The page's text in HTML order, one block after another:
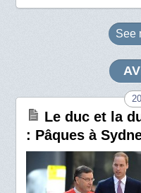
See
Le duc et la
: Pâques à